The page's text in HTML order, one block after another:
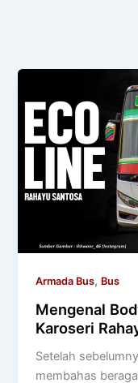
Armada Bus, Bus
Mengenal
Karoseri
Setelah
membahas